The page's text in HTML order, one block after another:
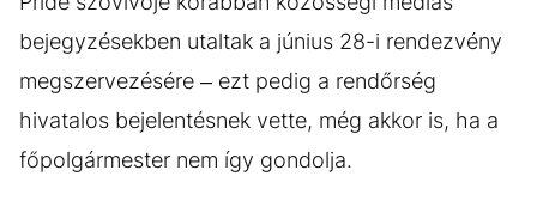
bejegyzésekben utaltak a június 28-i rendezvény
megszervezésére – ezt pedig a rendőrség
hivatalos bejelentésnek vette, még akkor is, ha a
főpolgármester nem így gondolja.